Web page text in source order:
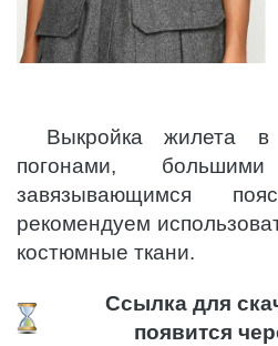
Выкройка жилета
погонами,
завязывающимся
рекомендуем
костюмные ткани.
Ссылка для
появится